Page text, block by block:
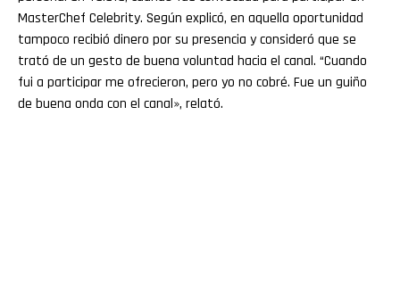
MasterChef Celebrity. Según explicó, en aquella oportunidad
tampoco recibió dinero por su presencia y consideró que se
trató de un gesto de buena voluntad hacia el canal. “Cuando
fui a participar me ofrecieron, pero yo no cobré. Fue un guiño
de buena onda con el canal», relató.